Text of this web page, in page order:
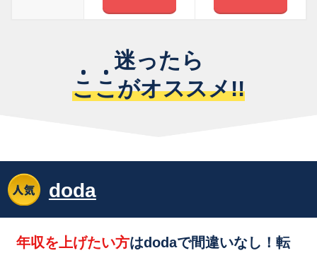
迷ったら
ここがオススメ!!
doda
年収を上げたい方はdodaで間違いなし！転